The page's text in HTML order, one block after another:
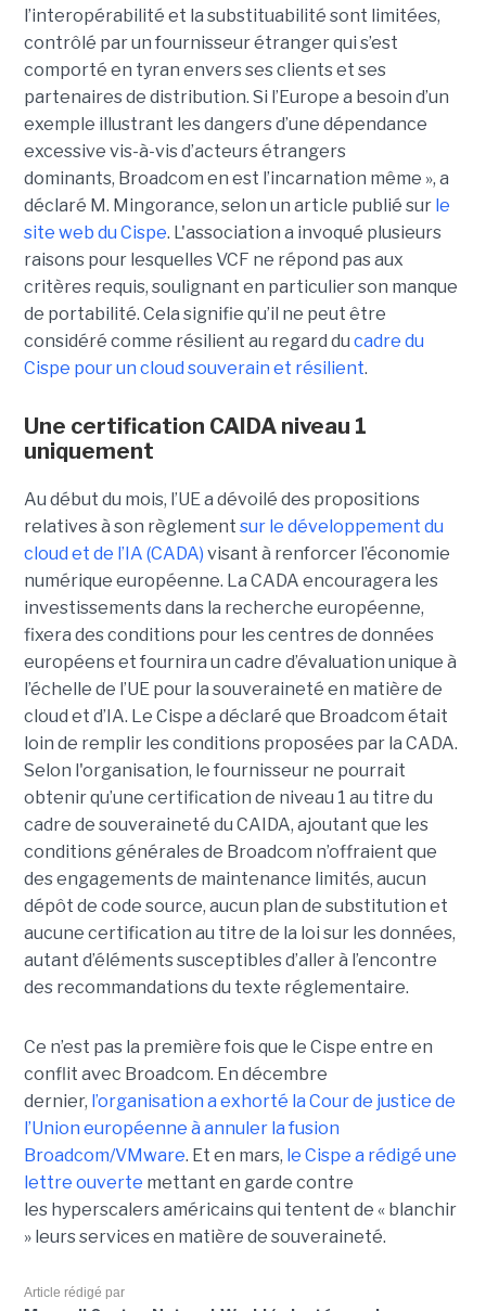
l’interopérabilité et la substituabilité sont limitées,
contrôlé par un fournisseur étranger qui s’est
comporté en tyran envers ses clients et ses
partenaires de distribution. Si l’Europe a besoin d’un
exemple illustrant les dangers d’une dépendance
excessive vis-à-vis d’acteurs étrangers
dominants, Broadcom en est l’incarnation même », a
déclaré M. Mingorance, selon un article publié sur le
site web du Cispe. L'association a invoqué plusieurs
raisons pour lesquelles VCF ne répond pas aux
critères requis, soulignant en particulier son manque
de portabilité. Cela signifie qu’il ne peut être
considéré comme résilient au regard du cadre du
Cispe pour un cloud souverain et résilient.
Une certification CAIDA niveau 1
uniquement
Au début du mois, l’UE a dévoilé des propositions
relatives à son règlement sur le développement du
cloud et de l’IA (CADA) visant à renforcer l’économie
numérique européenne. La CADA encouragera les
investissements dans la recherche européenne,
fixera des conditions pour les centres de données
européens et fournira un cadre d’évaluation unique à
l’échelle de l’UE pour la souveraineté en matière de
cloud et d’IA. Le Cispe a déclaré que Broadcom était
loin de remplir les conditions proposées par la CADA.
Selon l'organisation, le fournisseur ne pourrait
obtenir qu’une certification de niveau 1 au titre du
cadre de souveraineté du CAIDA, ajoutant que les
conditions générales de Broadcom n’offraient que
des engagements de maintenance limités, aucun
dépôt de code source, aucun plan de substitution et
aucune certification au titre de la loi sur les données,
autant d’éléments susceptibles d’aller à l’encontre
des recommandations du texte réglementaire.
Ce n’est pas la première fois que le Cispe entre en
conflit avec Broadcom. En décembre
dernier, l’organisation a exhorté la Cour de justice de
l’Union européenne à annuler la fusion
Broadcom/VMware. Et en mars, le Cispe a rédigé une
lettre ouverte mettant en garde contre
les hyperscalers américains qui tentent de « blanchir
» leurs services en matière de souveraineté.
Article rédigé par